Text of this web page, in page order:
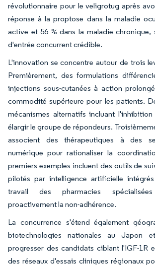
révolutionnaire pour le veligrotug après
réponse à la proptose dans la maladie
active et 56 % dans la maladie chronique,
d'entrée concurrent crédible.
L'innovation se concentre autour de trois
Premièrement, des formulations
injections sous-cutanées à action
commodité supérieure pour les patients.
mécanismes alternatifs incluant
élargir le groupe de répondeurs.
associent des thérapeutiques à des
numérique pour rationaliser la
premiers exemples incluent des outils de
pilotés par intelligence artificielle
travail des pharmacies
proactivement la non-adhérence.
La concurrence s'étend également
biotechnologies nationales au Japon
progresser des candidats ciblant l'IGF-1R
des réseaux d'essais cliniques régionaux